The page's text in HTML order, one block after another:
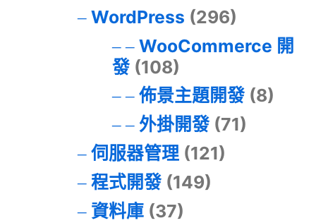
WordPress (296)
WooCommerce 開
發(108)
佈景主題開發(8)
外掛開發(71)
伺服器管理(121)
程式開發(149)
資料庫(37)